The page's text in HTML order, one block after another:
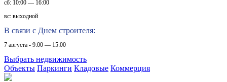
сб: 10:00 — 16:00
вс: выходной
В связи с Днем строителя:
7 августа - 9:00 — 15:00
Выбрать недвижимость
Объекты Паркинги Кладовые Коммерция